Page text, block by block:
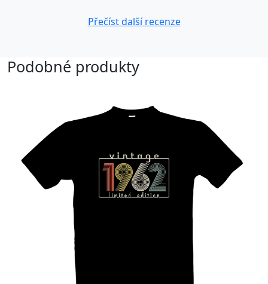
Přečíst další recenze
Podobné produkty